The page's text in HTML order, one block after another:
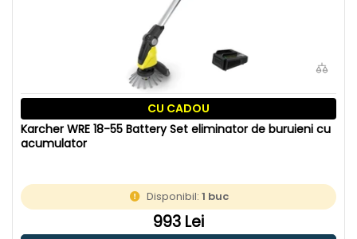
CU CADOU
Karcher WRE 18-55 Battery Set eliminator de buruieni cu
acumulator
Disponibil:1 buc
993 Lei